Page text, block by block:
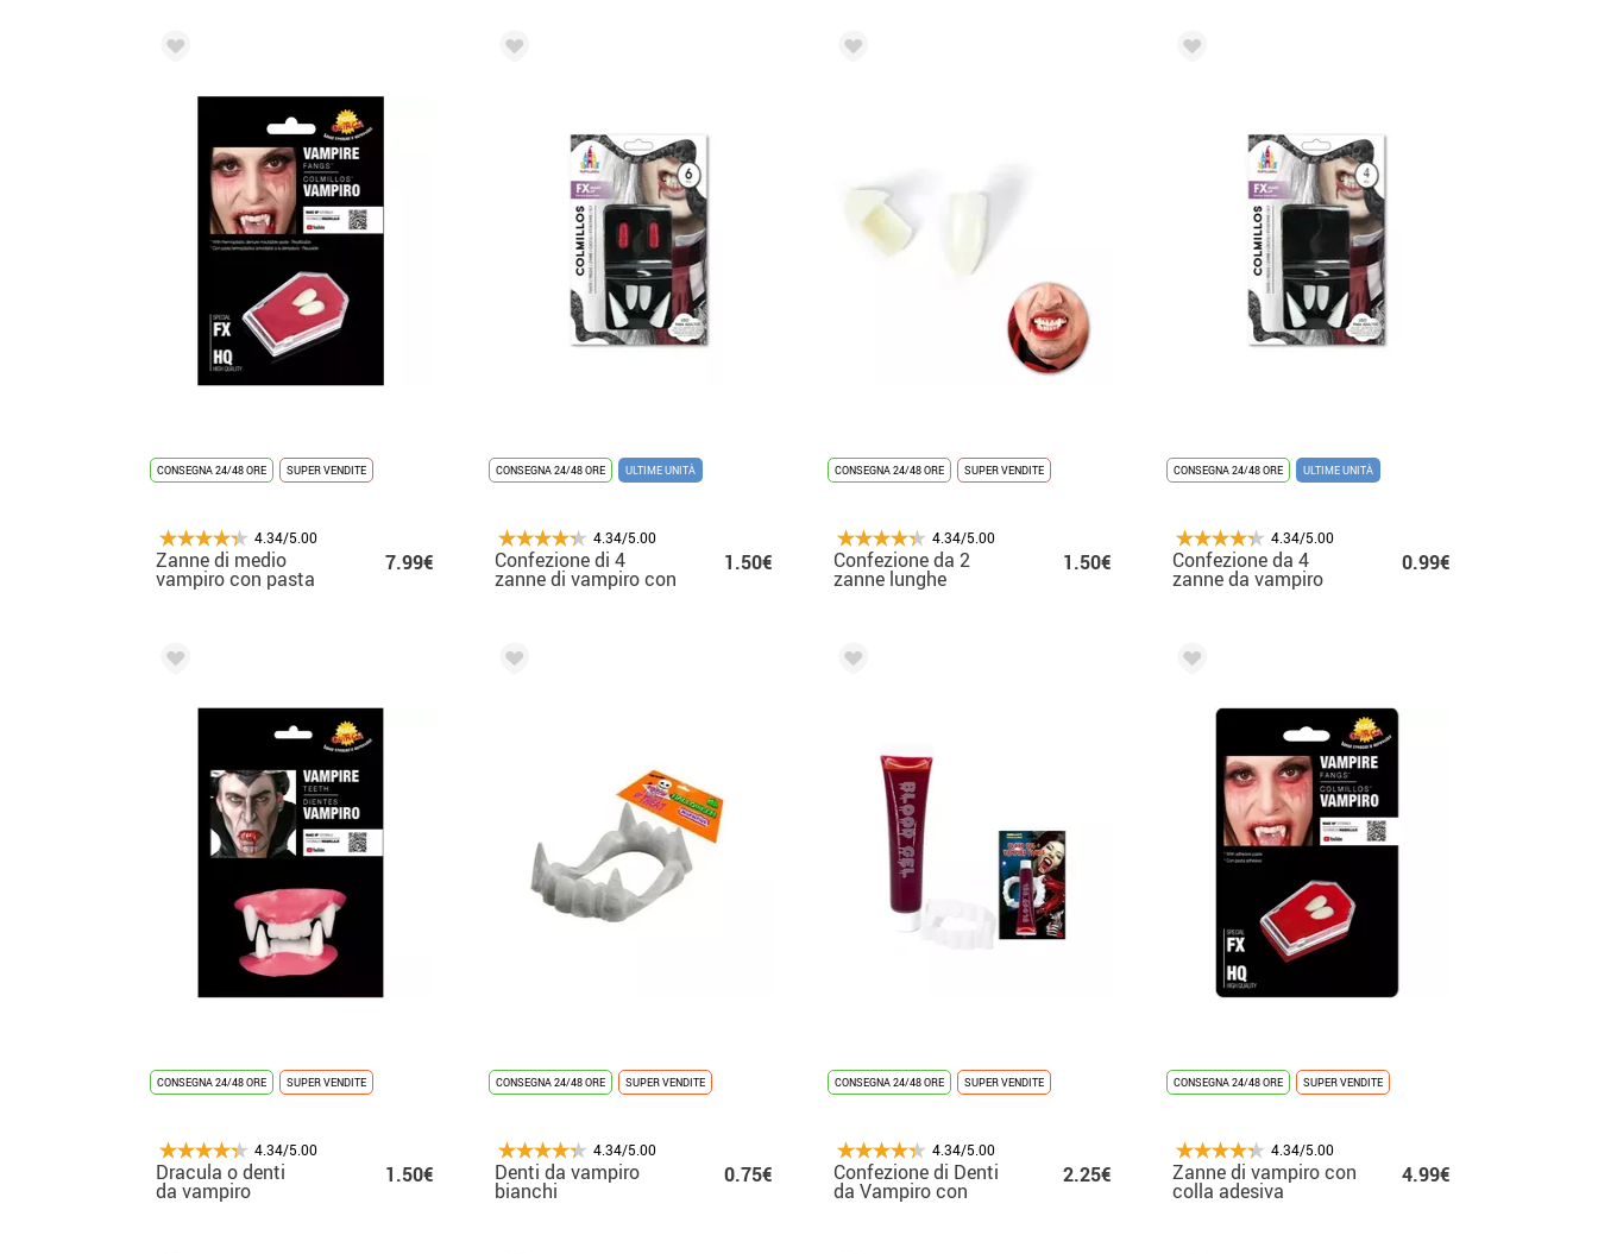
CONSEGNA 24/48 ORE SUPER VENDITE
4.34/5.00
Zanne di medio
vampiro con pasta
termoplastica
7.99€
CONSEGNA 24/48 ORE ULTIME UNITÀ
4.34/5.00
Confezione di 4
zanne di vampiro con
2 capsule di sangue
1.50€
CONSEGNA 24/48 ORE SUPER VENDITE
4.34/5.00
Confezione da 2
zanne lunghe
1.50€
CONSEGNA 24/48 ORE ULTIME UNITÀ
4.34/5.00
Confezione da 4
zanne da vampiro
0.99€
CONSEGNA 24/48 ORE SUPER VENDITE
4.34/5.00
Dracula o denti
da vampiro
per Halloween
1.50€
CONSEGNA 24/48 ORE SUPER VENDITE
4.34/5.00
Denti da vampiro
bianchi
0.75€
CONSEGNA 24/48 ORE SUPER VENDITE
4.34/5.00
Confezione di Denti
da Vampiro con
Sangue da 28 ml
2.25€
CONSEGNA 24/48 ORE SUPER VENDITE
4.34/5.00
Zanne di vampiro con
colla adesiva
4.99€